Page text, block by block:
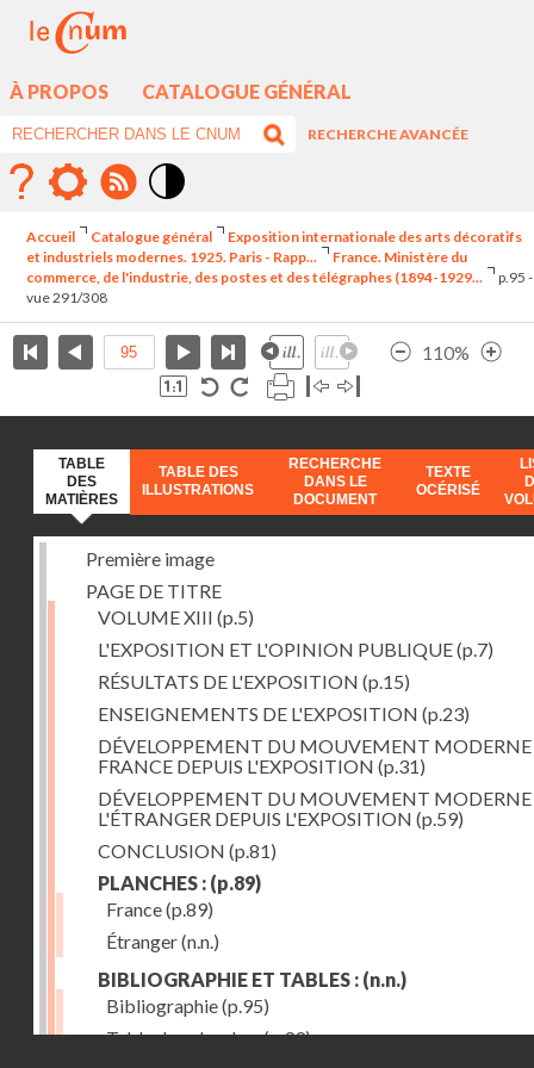
À PROPOS CATALOGUE GÉNÉRAL
RECHERCHE AVANCÉE
élévé
Accueil Catalogue général
Exposition internationale des arts décoratifs
et industriels modernes. 1925. Paris - Rapp...
France. Ministère du
commerce, de l'industrie, des postes et des télégraphes (1894-1929...
p.95 -
vue 291/308
110%
TABLE
DES
MATIÈRES
TABLE DES
ILLUSTRATIONS
RECHERCHE
DANS LE
DOCUMENT
TEXTE
OCÉRISÉ
Première image
PAGE DE TITRE
VOLUME XIII (p.5)
L'EXPOSITION ET L'OPINION PUBLIQUE(p.7)
RÉSULTATS DE L'EXPOSITION (p.15)
ENSEIGNEMENTS DE L'EXPOSITION (p.23)
DÉVELOPPEMENT DU MOUVEMENT
FRANCE DEPUIS L'EXPOSITION (p.31)
DÉVELOPPEMENT DU MOUVEMENT
L'ÉTRANGER DEPUIS L'EXPOSITION (p.59)
CONCLUSION (p.81)
PLANCHES : (p.89)
France(p.89)
Étranger(n.n.)
BIBLIOGRAPHIE ET TABLES : (n.n.)
Bibliographie(p.95)
Table des planches(p.99)